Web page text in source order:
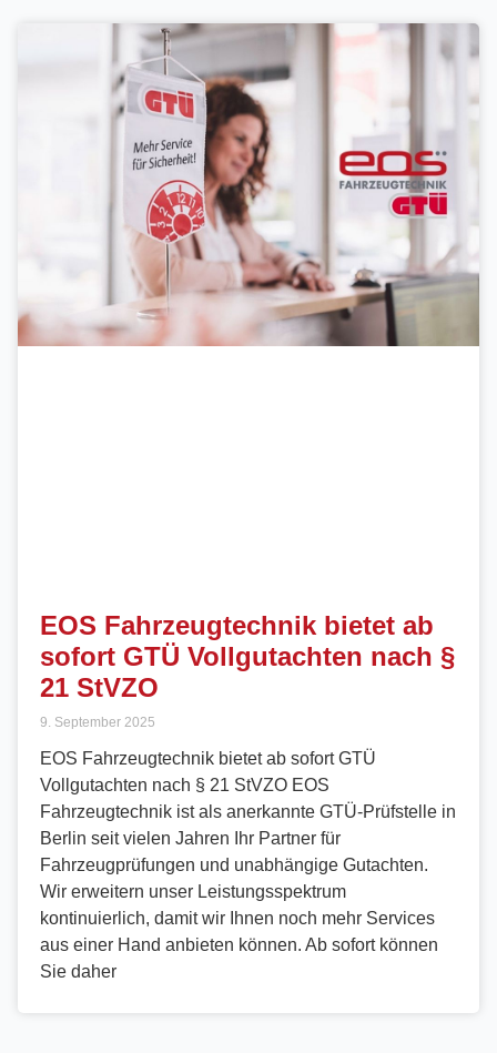
EOS Fahrzeugtechnik bietet ab
sofort GTÜ Vollgutachten nach §
21 StVZO
9. September 2025
EOS Fahrzeugtechnik bietet ab sofort GTÜ
Vollgutachten nach § 21 StVZO EOS
Fahrzeugtechnik ist als anerkannte GTÜ-Prüfstelle in
Berlin seit vielen Jahren Ihr Partner für
Fahrzeugprüfungen und unabhängige Gutachten.
Wir erweitern unser Leistungsspektrum
kontinuierlich, damit wir Ihnen noch mehr Services
aus einer Hand anbieten können. Ab sofort können
Sie daher